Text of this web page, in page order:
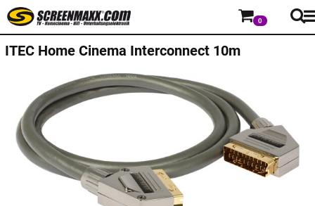
0
ITEC Home Cinema Interconnect 10m